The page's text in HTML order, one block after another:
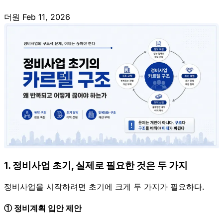
더원 Feb 11, 2026
1. 정비사업 초기, 실제로 필요한 것은 두 가지
정비사업을 시작하려면 초기에 크게 두 가지가 필요하다.
① 정비계획 입안 제안